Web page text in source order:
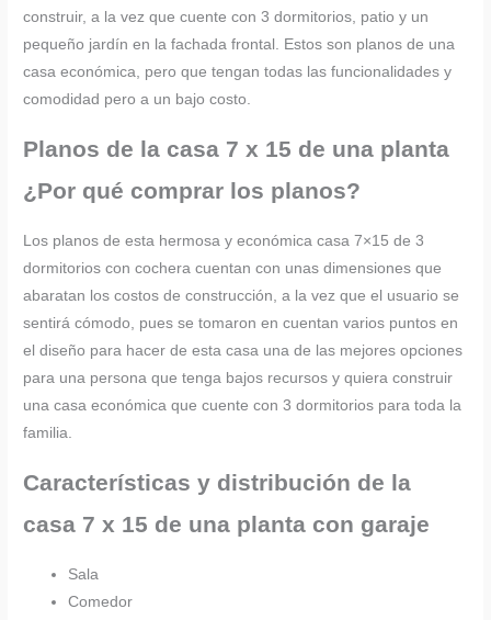
construir, a la vez que cuente con 3 dormitorios, patio y un
pequeño jardín en la fachada frontal. Estos son planos de una
casa económica, pero que tengan todas las funcionalidades y
comodidad pero a un bajo costo.
Planos de la casa 7 x 15 de una planta
¿Por qué comprar los planos?
Los planos de esta hermosa y económica casa 7×15 de 3
dormitorios con cochera cuentan con unas dimensiones que
abaratan los costos de construcción, a la vez que el usuario se
sentirá cómodo, pues se tomaron en cuentan varios puntos en
el diseño para hacer de esta casa una de las mejores opciones
para una persona que tenga bajos recursos y quiera construir
una casa económica que cuente con 3 dormitorios para toda la
familia.
Características y distribución de la
casa 7 x 15 de una planta con garaje
Sala
Comedor